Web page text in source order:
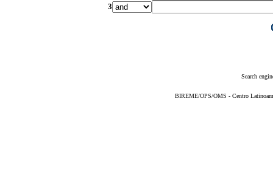
3
Search
BIREME/OPS/OMS - Centro